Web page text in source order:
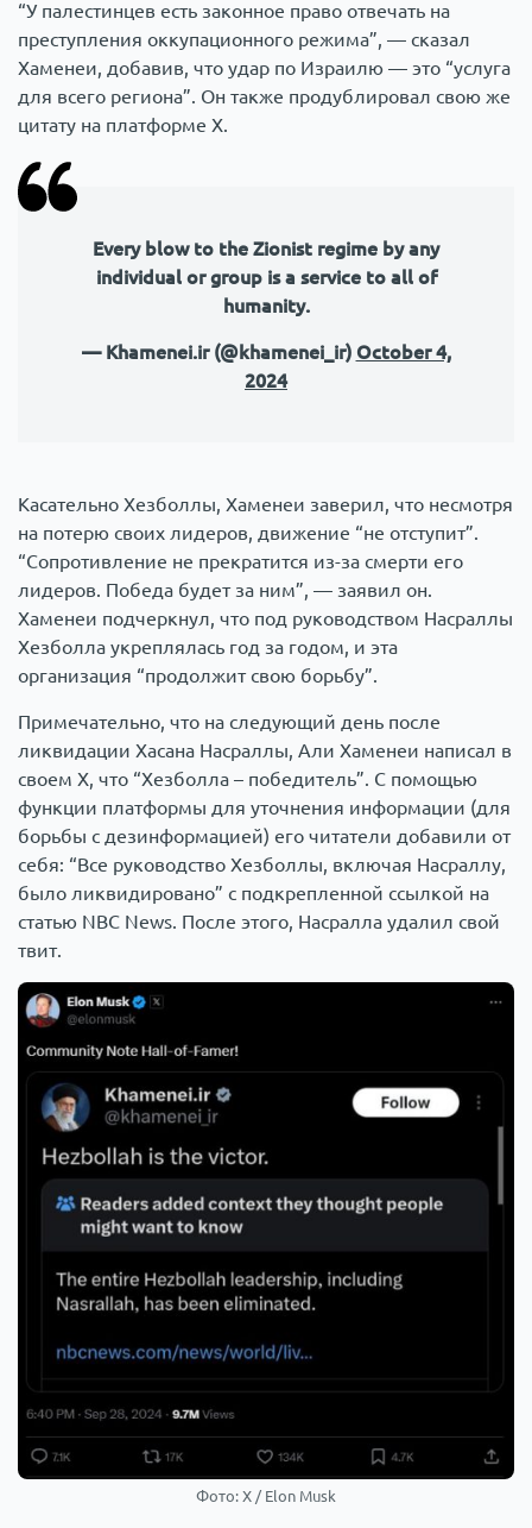
“У палестинцев есть законное право отвечать на
преступления оккупационного режима”, — сказал
Хаменеи, добавив, что удар по Израилю — это “услуга
для всего региона”. Он также продублировал свою же
цитату на платформе Х.
Every blow to the Zionist regime by any
individual or group is a service to all of
humanity.
— Khamenei.ir (@khamenei_ir) October 4,
2024
Касательно Хезболлы, Хаменеи заверил, что несмотря
на потерю своих лидеров, движение “не отступит”.
“Сопротивление не прекратится из-за смерти его
лидеров. Победа будет за ним”, — заявил он.
Хаменеи подчеркнул, что под руководством Насраллы
Хезболла укреплялась год за годом, и эта
организация “продолжит свою борьбу”.
Примечательно, что на следующий день после
ликвидации Хасана Насраллы, Али Хаменеи написал в
своем Х, что “Хезболла – победитель”. С помощью
функции платформы для уточнения информации (для
борьбы с дезинформацией) его читатели добавили от
себя: “Все руководство Хезболлы, включая Насраллу,
было ликвидировано” с подкрепленной ссылкой на
статью NBC News. После этого, Насралла удалил свой
твит.
Фото: Х / Elon Musk